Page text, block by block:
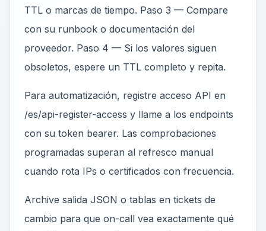
TTL o marcas de tiempo. Paso 3 — Compare
con su runbook o documentación del
proveedor. Paso 4 — Si los valores siguen
obsoletos, espere un TTL completo y repita.
Para automatización, registre acceso API en
/es/api-register-access y llame a los endpoints
con su token bearer. Las comprobaciones
programadas superan al refresco manual
cuando rota IPs o certificados con frecuencia.
Archive salida JSON o tablas en tickets de
cambio para que on-call vea exactamente qué